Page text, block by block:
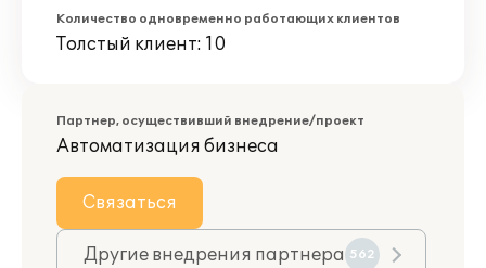
Количество одновременно работающих клиентов
Толстый клиент: 10
Партнер, осуществивший внедрение/проект
Автоматизация бизнеса
Связаться
Другие внедрения партнера 562